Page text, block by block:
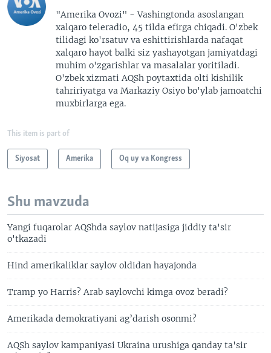
"Amerika Ovozi" - Vashingtonda asoslangan
xalqaro teleradio, 45 tilda efirga chiqadi. O'zbek
tilidagi ko'rsatuv va eshittirishlarda nafaqat
xalqaro hayot balki siz yashayotgan jamiyatdagi
muhim o'zgarishlar va masalalar yoritiladi.
O'zbek xizmati AQSh poytaxtida olti kishilik
tahririyatga va Markaziy Osiyo bo'ylab jamoatchi
muxbirlarga ega.
This item is part of
Siyosat Amerika Oq uy va Kongress
Shu mavzuda
Yangi fuqarolar AQShda saylov natijasiga jiddiy ta'sir
o'tkazadi
Hind amerikaliklar saylov oldidan hayajonda
Tramp yo Harris? Arab saylovchi kimga ovoz beradi?
Amerikada demokratiyani ag’darish osonmi?
AQSh saylov kampaniyasi Ukraina urushiga qanday ta'sir